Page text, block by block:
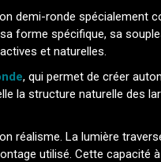
demi-ronde spécialement
forme spécifique, sa
et naturelles.
, qui permet de créer
la structure naturelle des
réalisme. La lumière
utilisé. Cette capacité